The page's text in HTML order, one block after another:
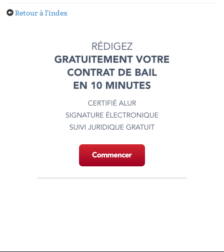
Retour à l'index